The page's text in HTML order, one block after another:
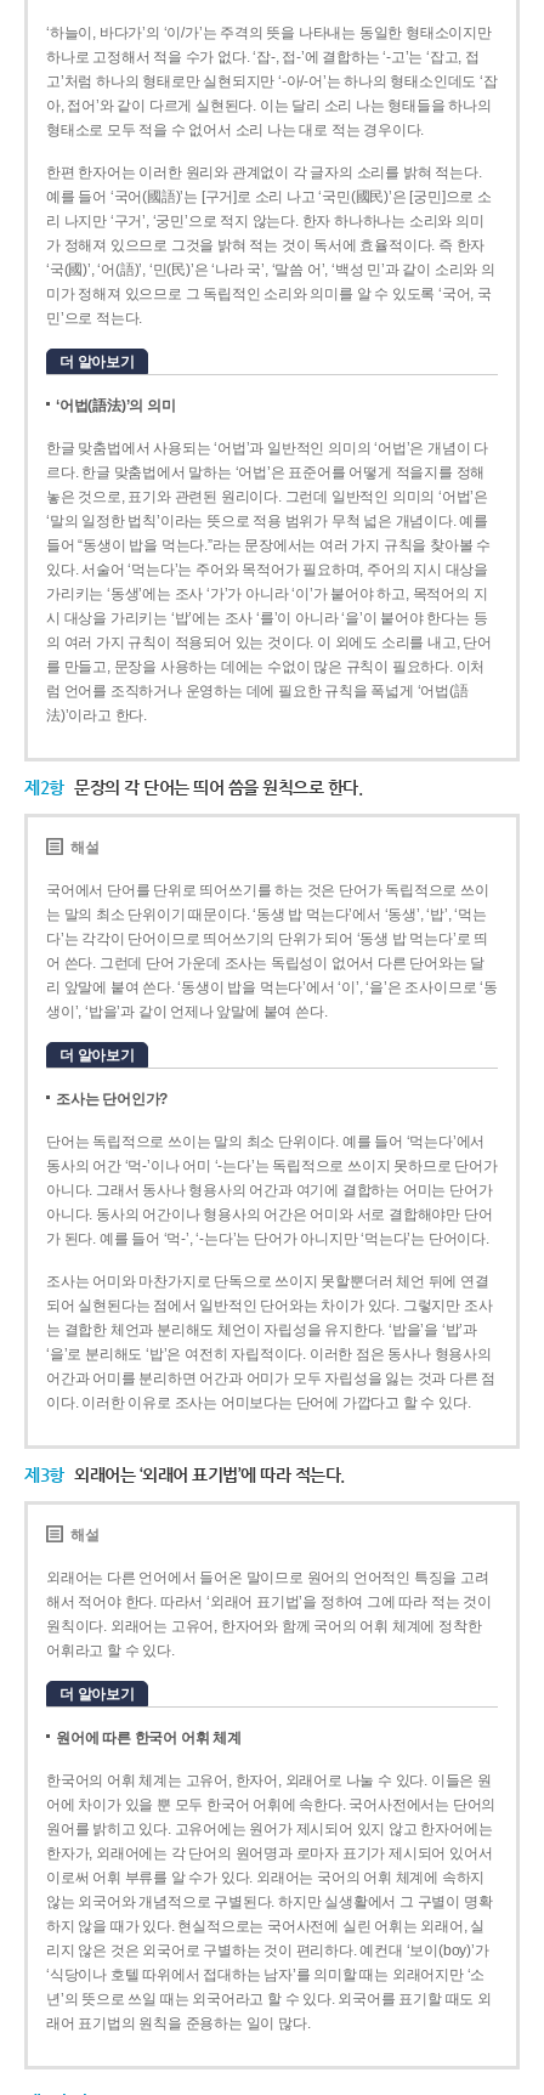
‘하늘이, 바다가’의 ‘이/가’는 주격의 뜻을 나타내는 동일한 형태소이지만
하나로 고정해서 적을 수가 없다. ‘잡-, 접-’에 결합하는 ‘-고’는 ‘잡고, 접
고’처럼 하나의 형태로만 실현되지만 ‘-아/-어’는 하나의 형태소인데도 ‘잡
아, 접어’와 같이 다르게 실현된다. 이는 달리 소리 나는 형태들을 하나의
형태소로 모두 적을 수 없어서 소리 나는 대로 적는 경우이다.
한편 한자어는 이러한 원리와 관계없이 각 글자의 소리를 밝혀 적는다.
예를 들어 ‘국어(國語)’는 [구거]로 소리 나고 ‘국민(國民)’은 [궁민]으로 소
리 나지만 ‘구거’, ‘궁민’으로 적지 않는다. 한자 하나하나는 소리와 의미
가 정해져 있으므로 그것을 밝혀 적는 것이 독서에 효율적이다. 즉 한자
‘국(國)’, ‘어(語)’, ‘민(民)’은 ‘나라 국’, ‘말씀 어’, ‘백성 민’과 같이 소리와 의
미가 정해져 있으므로 그 독립적인 소리와 의미를 알 수 있도록 ‘국어, 국
민’으로 적는다.
더 알아보기
‘어법(語法)’의 의미
한글 맞춤법에서 사용되는 ‘어법’과 일반적인 의미의 ‘어법’은 개념이 다
르다. 한글 맞춤법에서 말하는 ‘어법’은 표준어를 어떻게 적을지를 정해
놓은 것으로, 표기와 관련된 원리이다. 그런데 일반적인 의미의 ‘어법’은
‘말의 일정한 법칙’이라는 뜻으로 적용 범위가 무척 넓은 개념이다. 예를
들어 “동생이 밥을 먹는다.”라는 문장에서는 여러 가지 규칙을 찾아볼 수
있다. 서술어 ‘먹는다’는 주어와 목적어가 필요하며, 주어의 지시 대상을
가리키는 ‘동생’에는 조사 ‘가’가 아니라 ‘이’가 붙어야 하고, 목적어의 지
시 대상을 가리키는 ‘밥’에는 조사 ‘를’이 아니라 ‘을’이 붙어야 한다는 등
의 여러 가지 규칙이 적용되어 있는 것이다. 이 외에도 소리를 내고, 단어
를 만들고, 문장을 사용하는 데에는 수없이 많은 규칙이 필요하다. 이처
럼 언어를 조직하거나 운영하는 데에 필요한 규칙을 폭넓게 ‘어법(語
法)’이라고 한다.
제2항 문장의 각 단어는 띄어 씀을 원칙으로 한다.
해설
국어에서 단어를 단위로 띄어쓰기를 하는 것은 단어가 독립적으로 쓰이
는 말의 최소 단위이기 때문이다. ‘동생 밥 먹는다’에서 ‘동생’, ‘밥’, ‘먹는
다’는 각각이 단어이므로 띄어쓰기의 단위가 되어 ‘동생 밥 먹는다’로 띄
어 쓴다. 그런데 단어 가운데 조사는 독립성이 없어서 다른 단어와는 달
리 앞말에 붙여 쓴다. ‘동생이 밥을 먹는다’에서 ‘이’, ‘을’은 조사이므로 ‘동
생이’, ‘밥을’과 같이 언제나 앞말에 붙여 쓴다.
더 알아보기
조사는 단어인가?
단어는 독립적으로 쓰이는 말의 최소 단위이다. 예를 들어 ‘먹는다’에서
동사의 어간 ‘먹-­’이나 어미 ‘­-는다’는 독립적으로 쓰이지 못하므로 단어가
아니다. 그래서 동사나 형용사의 어간과 여기에 결합하는 어미는 단어가
아니다. 동사의 어간이나 형용사의 어간은 어미와 서로 결합해야만 단어
가 된다. 예를 들어 ‘먹-’, ‘-는다’는 단어가 아니지만 ‘먹는다’는 단어이다.
조사는 어미와 마찬가지로 단독으로 쓰이지 못할뿐더러 체언 뒤에 연결
되어 실현된다는 점에서 일반적인 단어와는 차이가 있다. 그렇지만 조사
는 결합한 체언과 분리해도 체언이 자립성을 유지한다. ‘밥을’을 ‘밥’과
‘을’로 분리해도 ‘밥’은 여전히 자립적이다. 이러한 점은 동사나 형용사의
어간과 어미를 분리하면 어간과 어미가 모두 자립성을 잃는 것과 다른 점
이다. 이러한 이유로 조사는 어미보다는 단어에 가깝다고 할 수 있다.
제3항 외래어는 ‘외래어 표기법’에 따라 적는다.
해설
외래어는 다른 언어에서 들어온 말이므로 원어의 언어적인 특징을 고려
해서 적어야 한다. 따라서 ‘외래어 표기법’을 정하여 그에 따라 적는 것이
원칙이다. 외래어는 고유어, 한자어와 함께 국어의 어휘 체계에 정착한
어휘라고 할 수 있다.
더 알아보기
원어에 따른 한국어 어휘 체계
한국어의 어휘 체계는 고유어, 한자어, 외래어로 나눌 수 있다. 이들은 원
어에 차이가 있을 뿐 모두 한국어 어휘에 속한다. 국어사전에서는 단어의
원어를 밝히고 있다. 고유어에는 원어가 제시되어 있지 않고 한자어에는
한자가, 외래어에는 각 단어의 원어명과 로마자 표기가 제시되어 있어서
이로써 어휘 부류를 알 수가 있다. 외래어는 국어의 어휘 체계에 속하지
않는 외국어와 개념적으로 구별된다. 하지만 실생활에서 그 구별이 명확
하지 않을 때가 있다. 현실적으로는 국어사전에 실린 어휘는 외래어, 실
리지 않은 것은 외국어로 구별하는 것이 편리하다. 예컨대 ‘보이(boy)’가
‘식당이나 호텔 따위에서 접대하는 남자’를 의미할 때는 외래어지만 ‘소
년’의 뜻으로 쓰일 때는 외국어라고 할 수 있다. 외국어를 표기할 때도 외
래어 표기법의 원칙을 준용하는 일이 많다.